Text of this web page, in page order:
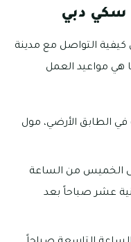
سكي دبي
التواصل مع مدينة
هي مواعيد العمل
في الطابق الأرضي، مول
الخميس من الساعة
عشر صباحاً بعد